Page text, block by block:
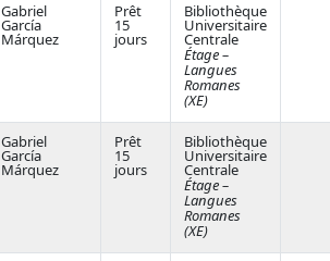
Gabriel
García
Márquez
Prêt
15
jours
Bibliothèque
Universitaire
Centrale
Étage –
Langues
Romanes
(XE)
Gabriel
García
Márquez
Prêt
15
jours
Bibliothèque
Universitaire
Centrale
Étage –
Langues
Romanes
(XE)